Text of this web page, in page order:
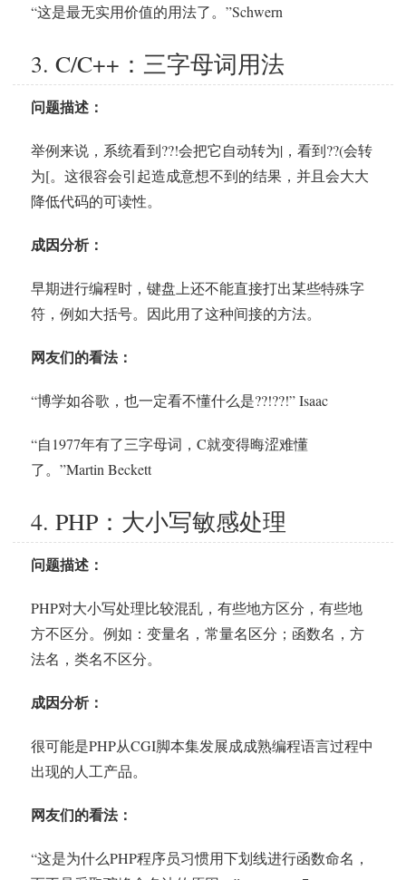
“这是最无实用价值的用法了。”Schwern
3. C/C++：三字母词用法
问题描述：
举例来说，系统看到??!会把它自动转为|，看到??(会转
为[。这很容会引起造成意想不到的结果，并且会大大
降低代码的可读性。
成因分析：
早期进行编程时，键盘上还不能直接打出某些特殊字
符，例如大括号。因此用了这种间接的方法。
网友们的看法：
“博学如谷歌，也一定看不懂什么是??!??!” Isaac
“自1977年有了三字母词，C就变得晦涩难懂
了。”Martin Beckett
4. PHP：大小写敏感处理
问题描述：
PHP对大小写处理比较混乱，有些地方区分，有些地
方不区分。例如：变量名，常量名区分；函数名，方
法名，类名不区分。
成因分析：
很可能是PHP从CGI脚本集发展成成熟编程语言过程中
出现的人工产品。
网友们的看法：
“这是为什么PHP程序员习惯用下划线进行函数命名，